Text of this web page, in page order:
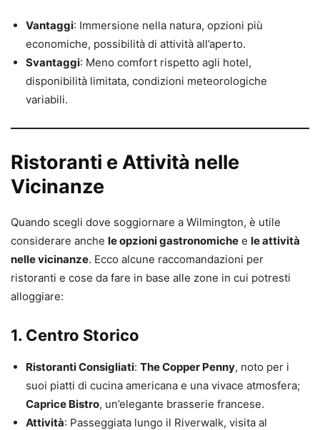
Vantaggi: Immersione nella natura, opzioni più
economiche, possibilità di attività all’aperto.
Svantaggi: Meno comfort rispetto agli hotel,
disponibilità limitata, condizioni meteorologiche
variabili.
Ristoranti e Attività nelle
Vicinanze
Quando scegli dove soggiornare a Wilmington, è utile
considerare anche le opzioni gastronomiche e le attività
nelle vicinanze. Ecco alcune raccomandazioni per
ristoranti e cose da fare in base alle zone in cui potresti
alloggiare:
1. Centro Storico
Ristoranti Consigliati: The Copper Penny, noto per i
suoi piatti di cucina americana e una vivace atmosfera;
Caprice Bistro, un’elegante brasserie francese.
Attività: Passeggiata lungo il Riverwalk, visita al